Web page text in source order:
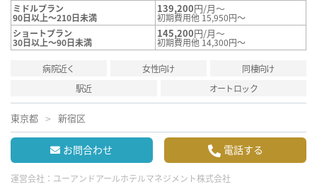
ミドルプラン
90日以上～210日未満
139,200円/月～
初期費用他 15,950円～
ショートプラン
30日以上～90日未満
145,200円/月～
初期費用他 14,300円～
病院近く 女性向け
同棲向け
駅近
オートロック
東京都 新宿区
お問合わせ 電話する
運営会社： ユーアンドアールホテルマネジメント株式会社